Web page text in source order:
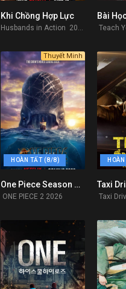
7.7
Khi Chồng Hợp Lực Bài
HOÀN TẤT (8/8)
8.119
Thuyết Minh
One Piece Season 2: Into the Grand Line (2026)
ONE PIECE 2 2026
Taxi